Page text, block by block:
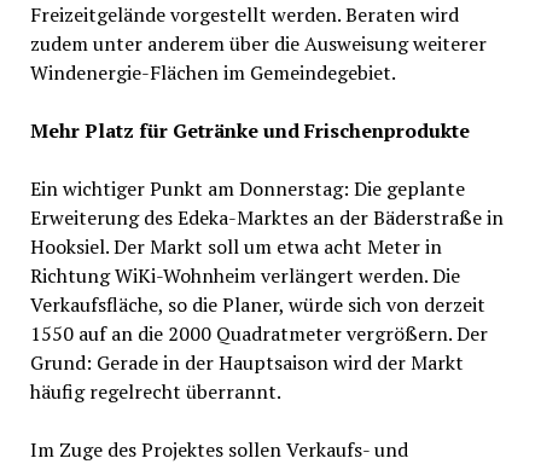
Freizeitgelände vorgestellt werden. Beraten wird
zudem unter anderem über die Ausweisung weiterer
Windenergie-Flächen im Gemeindegebiet.
Mehr Platz für Getränke und Frischenprodukte
Ein wichtiger Punkt am Donnerstag: Die geplante
Erweiterung des Edeka-Marktes an der Bäderstraße in
Hooksiel. Der Markt soll um etwa acht Meter in
Richtung WiKi-Wohnheim verlängert werden. Die
Verkaufsfläche, so die Planer, würde sich von derzeit
1550 auf an die 2000 Quadratmeter vergrößern. Der
Grund: Gerade in der Hauptsaison wird der Markt
häufig regelrecht überrannt.
Im Zuge des Projektes sollen Verkaufs- und